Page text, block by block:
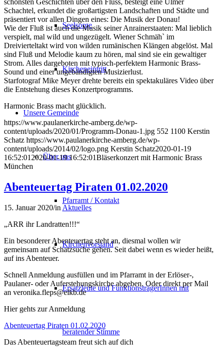
Seelsorge
Kircheneintritt
Unsere Gemeinde
Über uns
Pfarramt / Kontakt
Kirchenvorstand
Ersatzleute und FunktionsträgerInnen mit
beratender Stimme
schönsten Geschichten über den Fluss, besteigt eine Ulmer
Schachtel, erkundet die großartigsten Landschaften und Städte und
präsentiert vor allen Dingen eines: Die Musik der Donau!
Wie der Fluß ist auch die Musik seiner Anrainerstaaten: Mal lieblich
verspielt, mal wild und ungezügelt. Wiener Schmäh` im
Dreivierteltakt wird von wilden rumänischen Klängen abgelöst. Mal
sind Fluß und Melodie kaum zu hören, mal sind sie ein gewaltiger
Strom. Alles dargeboten mit typisch-perfektem Harmonic Brass-
Sound und einer ungebändigten Musizierlust.
Starfotograf Mike Meyer drehte bereits ein spektakuläres Video über
die Entstehung dieses Konzertprogramms.
Harmonic Brass macht glücklich.
https://www.paulanerkirche-amberg.de/wp-
content/uploads/2020/01/Programm-Donau-1.jpg 552 1100 Kerstin
Schatz https://www.paulanerkirche-amberg.de/wp-
content/uploads/2014/02/logo.png Kerstin Schatz2020-01-19
16:52:01 2020-01-19 16:52:01Bläserkonzert mit Harmonic Brass
München
Abenteuertag Piraten 01.02.2020
15. Januar 2020/in Aktuelles
„ARR ihr Landratten!!!“
Ein besonderer Abenteuertag steht an, diesmal wollen wir
gemeinsam auf Schatzsuche gehen. Seit dabei wenn es wieder heißt,
auf ins Abenteuer.
Schnell Anmeldung ausfüllen und im Pfarramt in der Erlöser-,
Paulaner- oder Auferstehungskirche abgeben. Oder direkt per Mail
an veronika.fleps@elkb.de
Hier gehts zur Anmeldung
Abenteuertag Piraten 01.02.2020
Das Abenteuertagsteam freut sich auf dich